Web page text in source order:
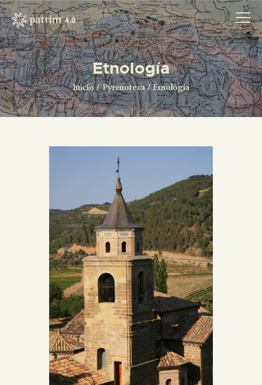
Etnología
Inicio Pyrenoteca Etnología
INICIO
PYRENOTECA 4.0
LA RED